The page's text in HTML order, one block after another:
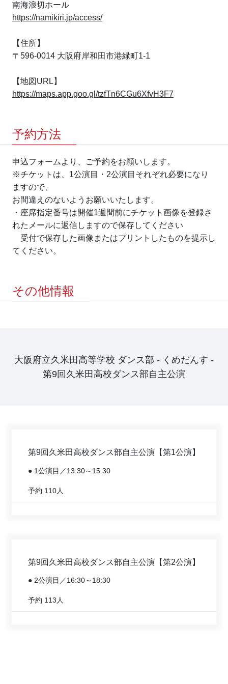
南海浪切ホール
https://namikiri.jp/access/
【住所】
〒596-0014 大阪府岸和田市港緑町1-1
【地図URL】
https://maps.app.goo.gl/tzfTn6CGu6XfvH3F7
予約方法
申込フォームより、ご予約をお願いします。
※チケットは、1公演目・2公演目それぞれ必要になり
ますので、
お間違えのないようお願いいたします。
・座席指定番号は開催1週間前にチケット画像を登録さ
れたメールに返信しますので保存してください
受付で保存した画像またはプリントしたものを提示し
てください。
その他情報
大阪府立久米田高等学校 ダンス部 - くめだんす -
第9回久米田高校ダンス部自主公演
第9回久米田高校ダンス部自主公演【第1公演】
● 1公演目／13:30～15:30
予約 110人
第9回久米田高校ダンス部自主公演【第2公演】
● 2公演目／16:30～18:30
予約 113人